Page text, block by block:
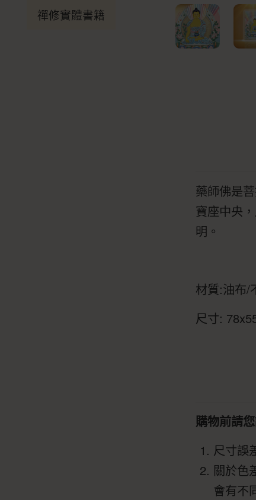
禪修實體書籍
藥師佛是
寶座中央
明。
材質:油布/
尺寸:
購物前請
尺寸誤
關於色
會有不